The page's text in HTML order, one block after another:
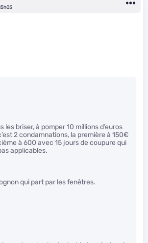
les briser, à pomper 10 millions d’euros
2 condamnations, la première à 150€
à 600 avec 15 jours de coupure qui
applicables.
qui part par les fenêtres.